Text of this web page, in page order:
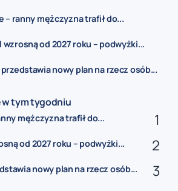
– ranny mężczyzna trafił do...
wzrosną od 2027 roku – podwyżki...
nowy plan na rzecz osób...
tym tygodniu
mężczyzna trafił do...
od 2027 roku – podwyżki...
nowy plan na rzecz osób...